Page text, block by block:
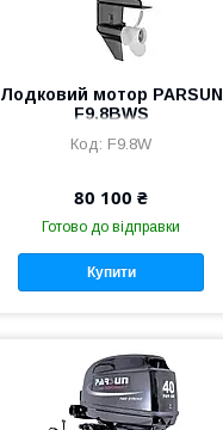
Лодковий мотор PARSUN
F9.8BWS
F9.8W
80 100 ₴
Готово до відправки
Купити